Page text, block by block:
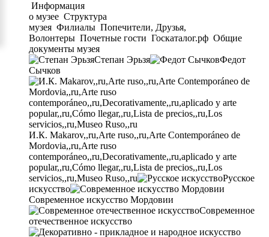
Информация
о музее Структура
музея Филиалы Попечители, Друзья,
Волонтеры Почетные гости Госкаталог.рф Общие
документы музея
Степан Эрьзя
Федот
Сычков
И.К. Makarov,,ru,Arte ruso,,ru,Arte Contemporáneo de
Mordovia,,ru,Arte ruso
contemporáneo,,ru,Decorativamente,,ru,aplicado y arte
popular,,ru,Cómo llegar,,ru,Lista de precios,,ru,Los
servicios,,ru,Museo Ruso,,ru
Русское
искусство
Современное искусство Мордовии
Современное
отечественное искусство